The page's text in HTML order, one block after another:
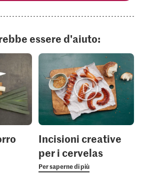
essere d'aiuto:
Incisioni creative
per i cervelas
Per saperne di più